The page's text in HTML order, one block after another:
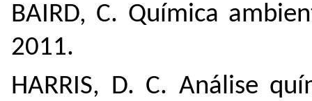
BAIRD, C. Química
2011.
HARRIS, D. C. Análise